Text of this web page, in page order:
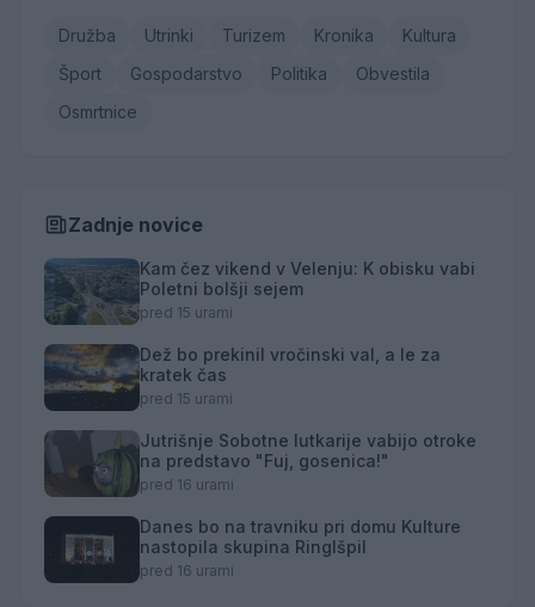
Družba Utrinki Turizem Kronika
Kultura
Šport
Gospodarstvo Politika
Obvestila
Osmrtnice
Zadnje novice
Kam čez vikend v Velenju: K obisku vabi
Poletni bolšji sejem
pred 15 urami
Dež bo prekinil vročinski val, a le za
kratek čas
pred 15 urami
Jutrišnje Sobotne lutkarije vabijo otroke
na predstavo "Fuj, gosenica!"
pred 16 urami
Danes bo na travniku pri domu Kulture
nastopila skupina Ringlšpil
pred 16 urami